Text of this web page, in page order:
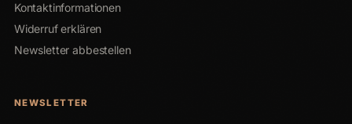
Kontaktinformationen
Widerruf erklären
Newsletter abbestellen
NEWSLETTER